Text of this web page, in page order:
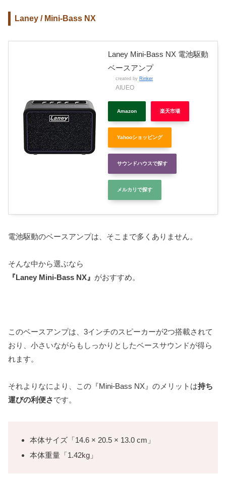
Laney / Mini-Bass NX
Laney Mini-Bass NX 電池駆動
ベースアンプ
created by Rinker
AIUEO
Amazon 楽天市場
Yahooショッピング
サウンドハウスで探す
メルカリで探す
電池駆動のベースアンプは、そこまで多くありません。
そんな中から選ぶなら
『Laney Mini-Bass NX』 がおすすめ。
このベースアンプは、3インチのスピーカーが2つ搭載されて
おり、小さいながらもしっかりとしたベースサウンドが得ら
れます。
それよりなにより、この『Mini-Bass NX』のメリットは持ち
運びの利便さです。
本体サイズ「14.6 × 20.5 × 13.0 cm」
本体重量「1.42kg」